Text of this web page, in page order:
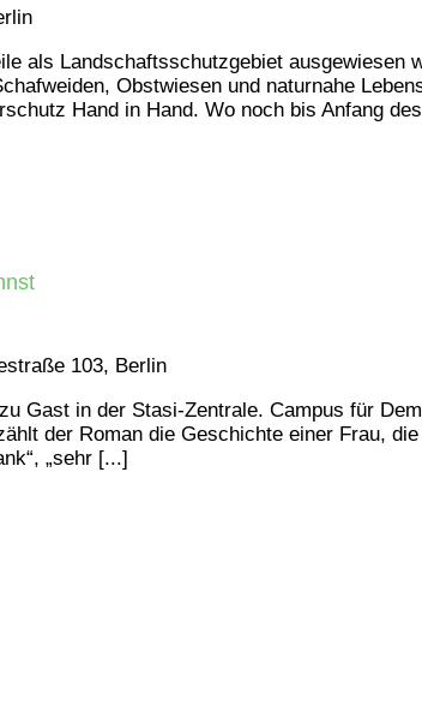
als Landschaftsschutzgebiet ausgewiesen
Obstwiesen und naturnahe
Hand in Hand. Wo noch bis Anfang
103, Berlin
Gast in der Stasi-Zentrale. Campus für
der Roman die Geschichte einer Frau,
„sehr [...]